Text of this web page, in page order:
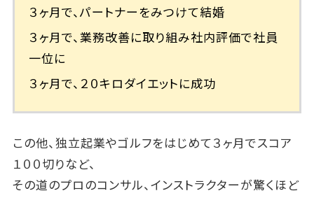
３ヶ月で、パートナーをみつけて結婚
３ヶ月で、業務改善に取り組み社内評価で社員
一位に
３ヶ月で、２０キロダイエットに成功
この他、独立起業やゴルフをはじめて３ヶ月でスコア
１００切りなど、
その道のプロのコンサル、インストラクターが驚くほど